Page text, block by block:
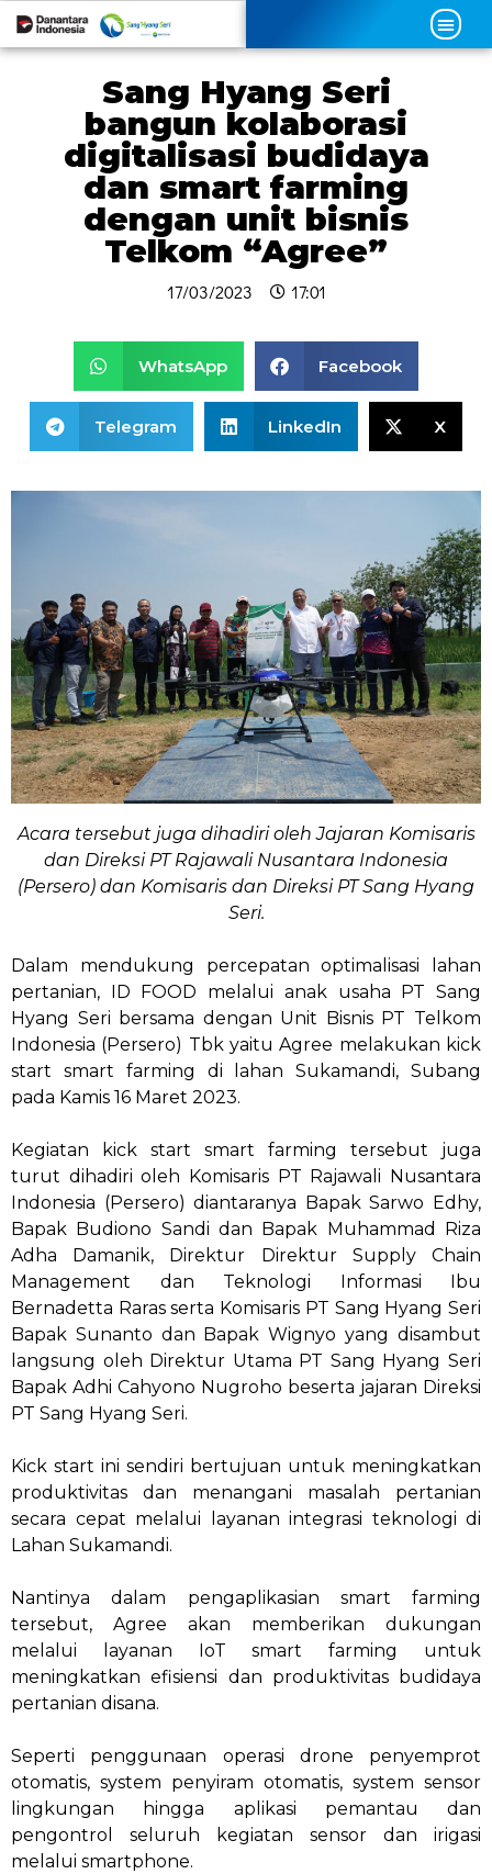
Sang Hyang Seri
bangun kolaborasi
digitalisasi budidaya
dan smart farming
dengan unit bisnis
Telkom “Agree”
17/03/2023 17:01
WhatsApp Facebook
Telegram LinkedIn X
Acara tersebut juga dihadiri oleh Jajaran Komisaris
dan Direksi PT Rajawali Nusantara Indonesia
(Persero) dan Komisaris dan Direksi PT Sang Hyang
Seri.
Dalam mendukung percepatan optimalisasi lahan
pertanian, ID FOOD melalui anak usaha PT Sang
Hyang Seri bersama dengan Unit Bisnis PT Telkom
Indonesia (Persero) Tbk yaitu Agree melakukan kick
start smart farming di lahan Sukamandi, Subang
pada Kamis 16 Maret 2023.
Kegiatan kick start smart farming tersebut juga
turut dihadiri oleh Komisaris PT Rajawali Nusantara
Indonesia (Persero) diantaranya Bapak Sarwo Edhy,
Bapak Budiono Sandi dan Bapak Muhammad Riza
Adha Damanik, Direktur Direktur Supply Chain
Management dan Teknologi Informasi Ibu
Bernadetta Raras serta Komisaris PT Sang Hyang Seri
Bapak Sunanto dan Bapak Wignyo yang disambut
langsung oleh Direktur Utama PT Sang Hyang Seri
Bapak Adhi Cahyono Nugroho beserta jajaran Direksi
PT Sang Hyang Seri.
Kick start ini sendiri bertujuan untuk meningkatkan
produktivitas dan menangani masalah pertanian
secara cepat melalui layanan integrasi teknologi di
Lahan Sukamandi.
Nantinya dalam pengaplikasian smart farming
tersebut, Agree akan memberikan dukungan
melalui layanan IoT smart farming untuk
meningkatkan efisiensi dan produktivitas budidaya
pertanian disana.
Seperti penggunaan operasi drone penyemprot
otomatis, system penyiram otomatis, system sensor
lingkungan hingga aplikasi pemantau dan
pengontrol seluruh kegiatan sensor dan irigasi
melalui smartphone.